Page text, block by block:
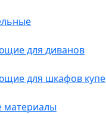
для диванов
для шкафов купе